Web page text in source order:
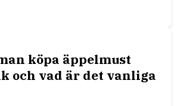
köpa äppelmust
och vad är det vanliga